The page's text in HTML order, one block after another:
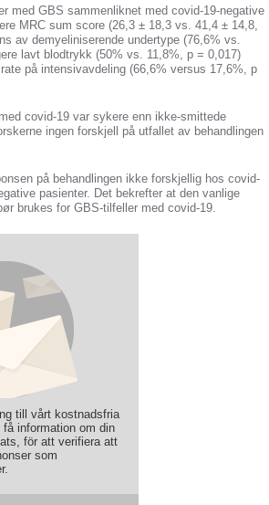
med GBS sammenliknet med covid-19-negative
MRC sum score (26,3 ± 18,3 vs. 41,4 ± 14,8,
av demyeliniserende undertype (76,6% vs.
lavt blodtrykk (50% vs. 11,8%, p = 0,017)
på intensivavdeling (66,6% versus 17,6%, p
covid-19 var sykere enn ikke-smittede
ingen forskjell på utfallet av behandlingen
på behandlingen ikke forskjellig hos covid-
pasienter. Det bekrefter at den vanlige
brukes for GBS-tilfeller med covid-19.
till vårt kostnadsfria
information om din
för att verifiera att
som